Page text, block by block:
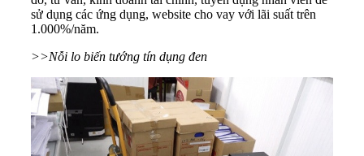
sử dụng các ứng dụng, website cho vay với lãi suất trên
1.000%/năm.
>>Nỗi lo biến tướng tín dụng đen